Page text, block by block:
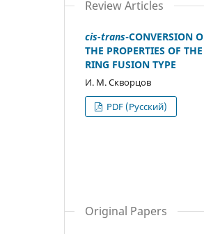
Review Articles
cis-trans-CONVERSION
THE PROPERTIES OF
RING FUSION TYPE
И. М. Скворцов
PDF (Русский)
Original Papers